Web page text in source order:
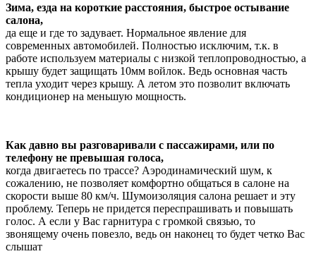
Зима, езда на короткие расстояния, быстрое остывание
салона,
да еще и где то задувает. Нормальное явление для
современных автомобилей. Полностью исключим, т.к. в
работе используем материалы с низкой теплопроводностью, а
крышу будет защищать 10мм войлок. Ведь основная часть
тепла уходит через крышу. А летом это позволит включать
кондиционер на меньшую мощность.
Как давно вы разговаривали с пассажирами, или по
телефону не превышая голоса,
когда двигаетесь по трассе? Аэродинамический шум, к
сожалению, не позволяет комфортно общаться в салоне на
скорости выше 80 км/ч. Шумоизоляция салона решает и эту
проблему. Теперь не придется переспрашивать и повышать
голос. А если у Вас гарнитура с громкой связью, то
звонящему очень повезло, ведь он наконец то будет четко Вас
слышат